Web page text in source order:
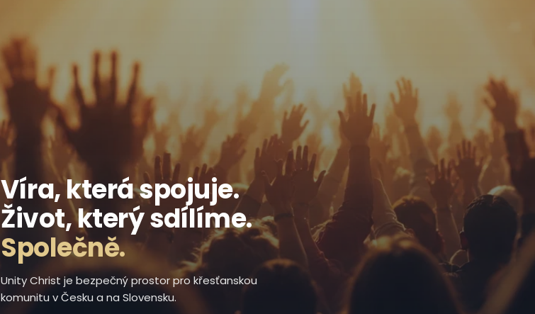
Víra, která spojuje.
Život, který sdílíme.
Společně.
Unity Christ je bezpečný prostor pro křesťanskou
komunitu v Česku a na Slovensku.